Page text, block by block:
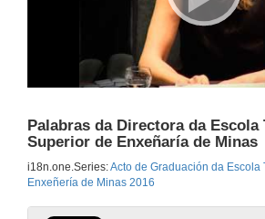
Palabras da Directora da Escola
Superior de Enxeñaría de Minas
i18n.one.Series:Acto de Graduación da Escola
Enxeñería de Minas 2016
8 de xul. de 2016